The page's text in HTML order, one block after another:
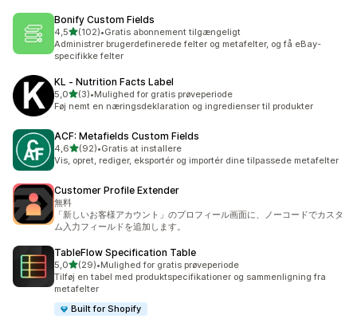
Bonify Custom Fields
4,5ud af 5 stjerner
(102)
102 anmeldelser i alt
•Gratis abonnement tilgængeligt
Administrer brugerdefinerede felter og metafelter, og få eBay-
specifikke felter
KL ‑ Nutrition Facts Label
5,0ud af 5 stjerner
(3)
3 anmeldelser i alt
•Mulighed for gratis prøveperiode
Føj nemt en næringsdeklaration og ingredienser til produkter
ACF: Metafields Custom Fields
4,6ud af 5 stjerner
(92)
92 anmeldelser i alt
•Gratis at installere
Vis, opret, rediger, eksportér og importér dine tilpassede metafelter
Customer Profile Extender
無料
「新しいお客様アカウント」のプロフィール画面に、ノーコードでカスタ
ム入力フィールドを追加します。
TableFlow Specification Table
5,0ud af 5 stjerner
(29)
29 anmeldelser i alt
•Mulighed for gratis prøveperiode
Tilføj en tabel med produktspecifikationer og sammenligning fra
metafelter
Built for Shopify